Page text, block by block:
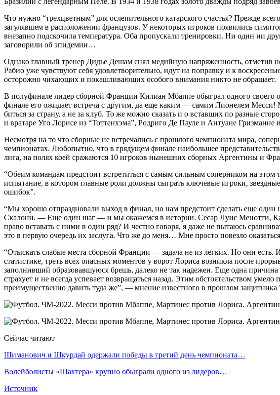
Что нужно “трехцветным” для ослепительного катарского счастья? Прежде
загулявшем в расположении французов. У некоторых игроков появились
внезапно подскочила температура. Оба пропускали тренировки. Ни один ни
заговорили об эпидемии…
Однако главный тренер Дидье Дешам снял медийную напряженность, отметив
Рабио уже чувствуют себя удовлетворительно, идут на поправку и к
осторожно чихающих и покашливающих особого внимания никто не обращает.
В полуфинале лидер сборной Франции Килиан Мбаппе обыграл одного
финале его ожидает встреча с другим, да еще каким — самим Лионелем
биться за страну, а не за клуб. То же можно сказать и о вставших по разные
и вратаре Уго Лорисе из “Тоттенхэма”, Родриго Де Пауле и Антуане
Несмотря на то что сборные не встречались с прошлого чемпионата мира,
чемпионатах. Любопытно, что в грядущем финале наибольшее
лига, на полях коей сражаются 10 игроков нынешних сборных Аргентины и
“Обеим командам предстоит встретиться с самым сильным соперником на
испытание, в котором главные роли должны сыграть ключевые игроки,
ошибок”.
“Мы хорошо отпраздновали выход в финал, но нам предстоит сделать еще
Скалони. — Еще один шаг — и мы окажемся в истории. Сесар Луис Менотти,
право вставать с ними в один ряд? И честно говоря, я даже не пытаюсь
это в первую очередь их заслуга. Что же до меня… Мне просто повезло
“Отыскать слабые места сборной Франции — задача не из легких. Но они
статистике, треть всех опасных моментов у ворот Лориса возникла после
заполнивший образовавшуюся брешь, далеко не так надежен. Еще одна
страхует и не всегда успевает возвращаться назад. Этим обстоятельством
преимущественно давить туда же”, — мнение известного в прошлом
Сейчас читают
Шиманович и Шкурдай одержали победы в третий день чемпионата…
Волейболисты «Шахтера» крупно обыграли одного из лидеров…
Источник